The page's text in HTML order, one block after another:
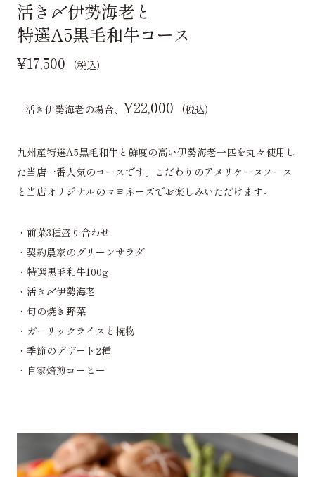
活き〆伊勢海老と
特選A5黒毛和牛コース
¥17,500 (税込)
活き伊勢海老の場合、 ¥22,000 (税込)
九州産特選A5黒毛和牛と鮮度の高い伊勢海老一匹を丸々使用し
た当店一番人気のコースです。こだわりのアメリケーヌソース
と当店オリジナルのマヨネーズでお楽しみいただけます。
・前菜3種盛り合わせ
・契約農家のグリーンサラダ
・特選黒毛和牛100g
・活き〆伊勢海老
・旬の焼き野菜
・ガーリックライスと椀物
・季節のデザート2種
・自家焙煎コーヒー